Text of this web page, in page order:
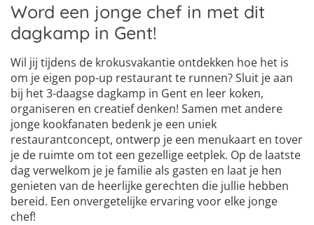
4
5
6
Word een jonge chef in met dit
dagkamp in Gent!
Wil jij tijdens de krokusvakantie ontdekken hoe het is
om je eigen pop-up restaurant te runnen? Sluit je aan
bij het 3-daagse dagkamp in Gent en leer koken,
organiseren en creatief denken! Samen met andere
jonge kookfanaten bedenk je een uniek
restaurantconcept, ontwerp je een menukaart en tover
je de ruimte om tot een gezellige eetplek. Op de laatste
dag verwelkom je je familie als gasten en laat je hen
genieten van de heerlijke gerechten die jullie hebben
bereid. Een onvergetelijke ervaring voor elke jonge
chef!